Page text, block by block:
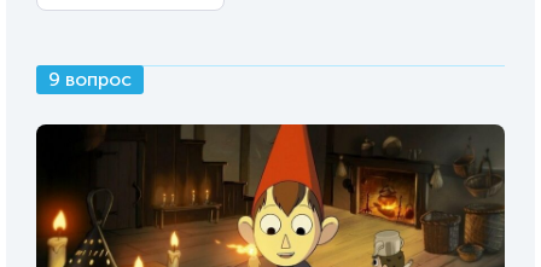
9 вопрос